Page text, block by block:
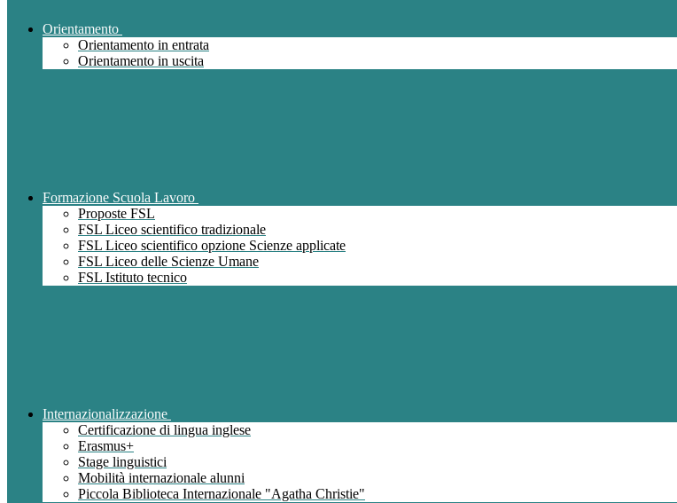
Orientamento
Orientamento in entrata
Orientamento in uscita
Formazione Scuola Lavoro
Proposte FSL
FSL Liceo scientifico tradizionale
FSL Liceo scientifico opzione Scienze applicate
FSL Liceo delle Scienze Umane
FSL Istituto tecnico
Internazionalizzazione
Certificazione di lingua inglese
Erasmus+
Stage linguistici
Mobilità internazionale alunni
Piccola Biblioteca Internazionale "Agatha Christie"